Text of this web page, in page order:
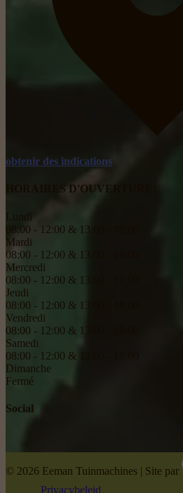
obtenir des indications
HORAIRES D'OUVERTURE:
08:00 - 12:00 & 13:00 - 18:00
Mardi
08:00 - 12:00 & 13:00 - 18:00
Mercredi
08:00 - 12:00 & 13:00 - 18:00
Jeudi
08:00 - 12:00 & 13:00 - 18:00
Vendredi
08:00 - 12:00 & 13:00 - 18:00
Samedi
08:00 - 12:00 & 13:00 - 16:00
Dimanche
Fermé
Social
© 2026 Eeman Tuinmachines | Site par
Privacybeleid